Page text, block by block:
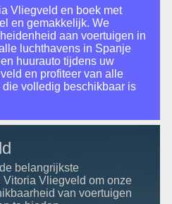
Vliegveld en boek met
en gemakkelijk. We
aan voertuigen in
luchthavens in Spanje
huurauto tijdens uw
en profiteer van alle
volledig beschikbaar is
belangrijkste
Vliegveld om onze
van voertuigen